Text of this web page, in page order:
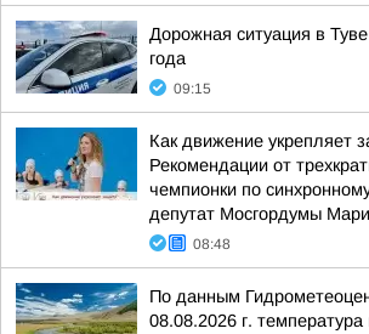
Дорожная ситуация в
года
09:15
Как движение укрепляет
Рекомендации от
чемпионки по
депутат Мосгордумы
08:48
По данным
08.08.2026 г. температура